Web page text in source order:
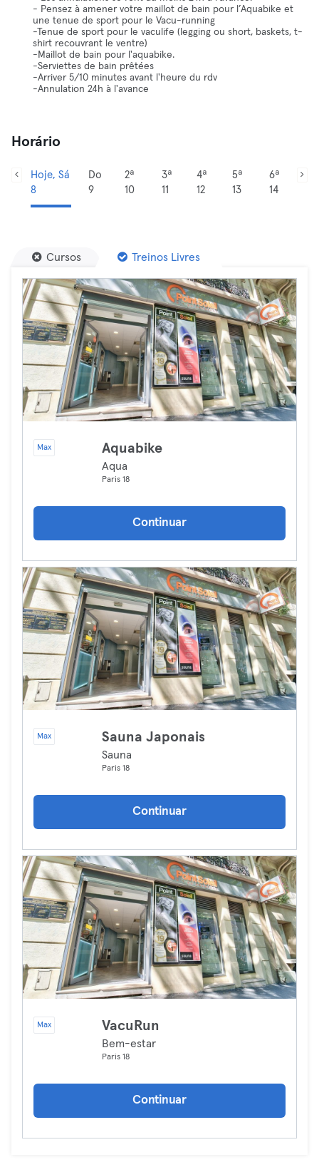
- Pensez à amener votre maillot de bain pour l’Aquabike et
une tenue de sport pour le Vacu-running
-Tenue de sport pour le vaculife (legging ou short, baskets, t-
shirt recouvrant le ventre)
-Maillot de bain pour l'aquabike.
-Serviettes de bain prêtées
-Arriver 5/10 minutes avant l'heure du rdv
-Annulation 24h à l'avance
Horário
Hoje, Sá
8
Do
9
2ª
10
3ª
11
4ª
12
5ª
13
6ª
14
Cursos Treinos Livres
Max Aquabike
Aqua
Paris 18
Continuar
Max Sauna Japonais
Sauna
Paris 18
Continuar
Max VacuRun
Bem-estar
Paris 18
Continuar